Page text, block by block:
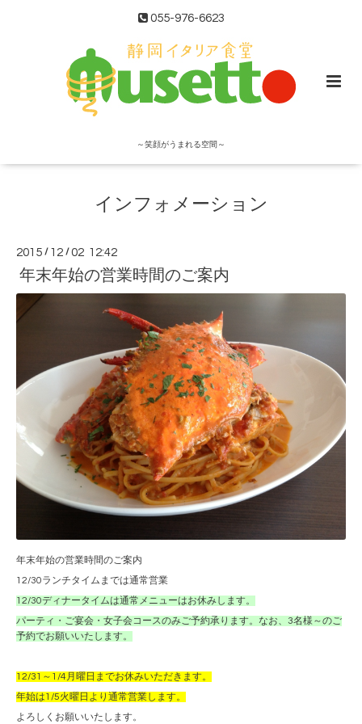
055-976-6623
～笑顔がうまれる空間～
インフォメーション
2015 / 12 /02 12:42
年末年始の営業時間のご案内
年末年始の営業時間のご案内
12/30ランチタイムまでは通常営業
12/30ディナータイムは通常メニューはお休みします。
パーティ・ご宴会・女子会コースのみご予約承ります。なお、3名様～のご
予約でお願いいたします。
12/31～1/4月曜日までお休みいただきます。
年始は1/5火曜日より通常営業します。
よろしくお願いいたします。